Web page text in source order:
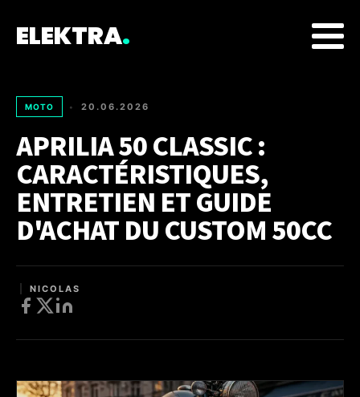
ELEKTRA.
MOTO • 20.06.2026
APRILIA 50 CLASSIC :
CARACTÉRISTIQUES,
ENTRETIEN ET GUIDE
D'ACHAT DU CUSTOM 50CC
NICOLAS